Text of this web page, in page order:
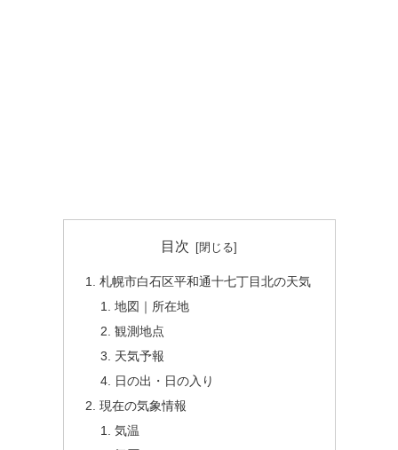
目次
札幌市白石区平和通十七丁目北の天気
地図｜所在地
観測地点
天気予報
日の出・日の入り
現在の気象情報
気温